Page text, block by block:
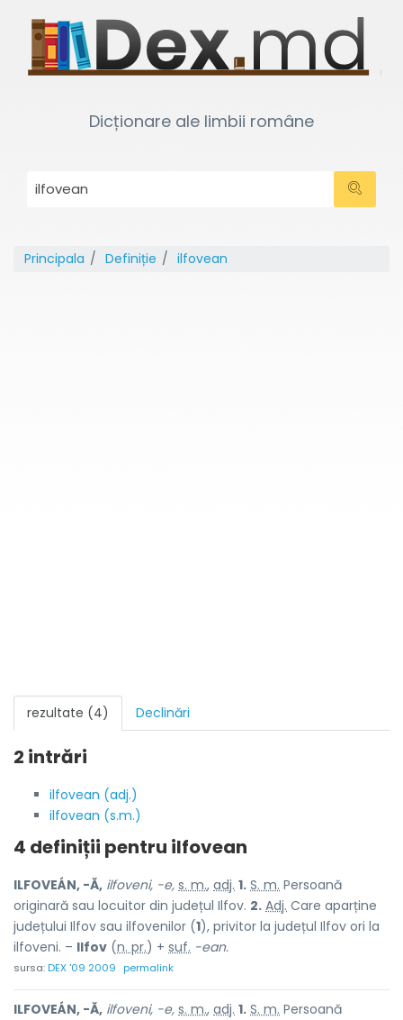
Dicționare ale limbii române
Principala Definiție ilfovean
rezultate (4) Declinări
2 intrări
ilfovean (adj.)
ilfovean (s.m.)
4 definiții pentru ilfovean
ILFOVEÁN, -Ă, ilfoveni, -e, s. m., adj. 1. S. m. Persoană
originară sau locuitor din județul Ilfov. 2. Adj. Care aparține
județului Ilfov sau ilfovenilor (1), privitor la județul Ilfov ori la
ilfoveni. – Ilfov (n. pr.) + suf. -ean.
sursa:DEX '09 2009 permalink
ILFOVEÁN, -Ă, ilfoveni, -e, s. m., adj. 1. S. m. Persoană